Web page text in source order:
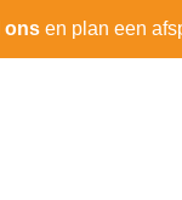
onsen plan een